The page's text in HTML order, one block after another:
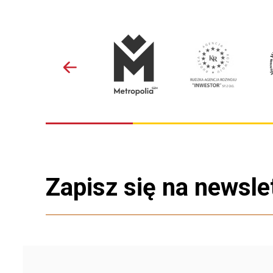
Zapisz się na